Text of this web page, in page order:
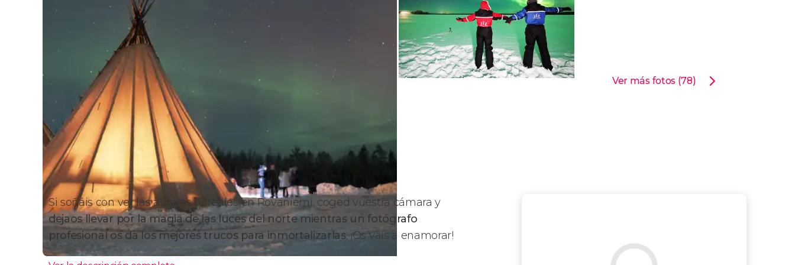
Ver más fotos (78)
Si soñáis con ver las auroras boreales en Rovaniemi, coged vuestra cámara y
dejaos llevar por la magia de las luces del nortemientras un fotógrafo
profesional os da los mejores trucos para inmortalizarlas. ¡Os vais a enamorar!